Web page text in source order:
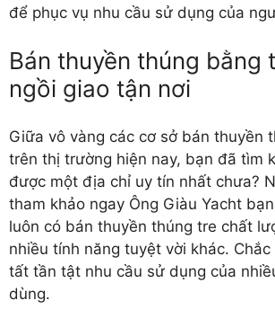
để phục vụ nhu cầu sử dụng của
Bán thuyền thúng bằng
ngồi giao tận nơi
Giữa vô vàng các cơ sở bán thuyền
trên thị trường hiện nay, bạn đã tìm
được một địa chỉ uy tín nhất chưa?
tham khảo ngay Ông Giàu Yacht
luôn có bán thuyền thúng tre chất
nhiều tính năng tuyệt vời khác.
tất tần tật nhu cầu sử dụng của
dùng.